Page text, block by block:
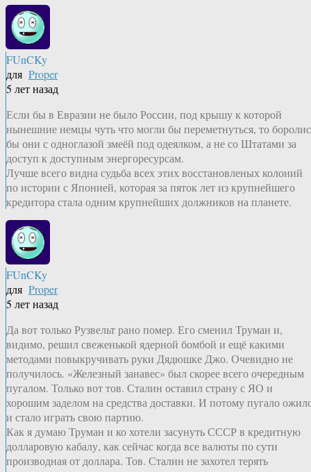
FUnCKy
для Proper
5 лет назад
Если бы в Евразии не было России, под крышу к которой
нынешние немцы чуть что могли бы переметнуться, то
бы они с одноглазой змеёй под одеялком, а не со Штатами за
доступ к доступным энергоресурсам.
Лучше всего видна судьба всех этих восстановленых колоний
по истории с Японией, которая за пяток лет из крупнейшего
кредитора стала одним крупнейших должников на планете.
FUnCKy
для Proper
5 лет назад
Да вот только Рузвельт рано помер. Его сменил Труман и,
видимо, решил свеженькой ядерной бомбой и ещё какими
методами повыкручивать руки Дядюшке Джо. Очевидно не
получилось. «Железный занавес» был скорее всего очередным
пугалом. Только вот тов. Сталин оставил страну с ЯО и
хорошим заделом на средства доставки. И потому пугало
и стало играть свою партию.
Как я думаю Труман и ко хотели засунуть СССР в кредитную
долларовую кабалу, как сейчас когда все валюты по сути
производная от доллара. Тов. Сталин не захотел терять